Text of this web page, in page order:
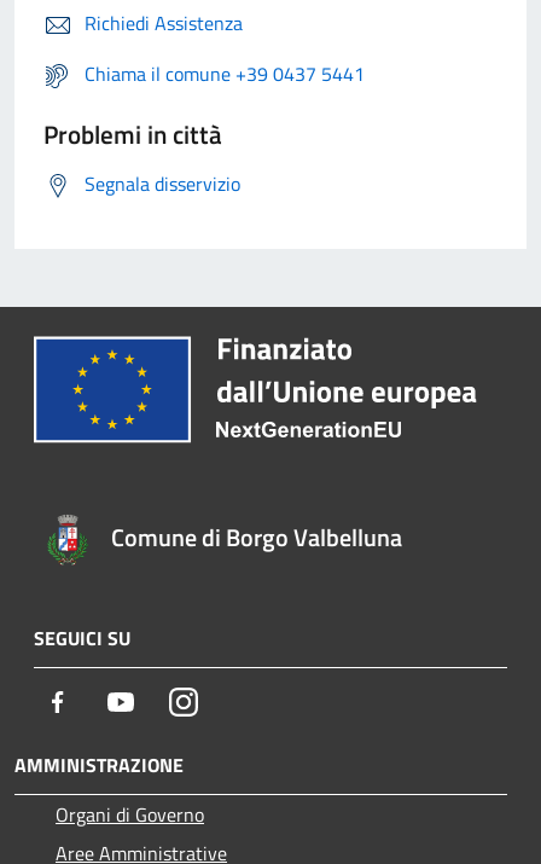
Richiedi Assistenza
Chiama il comune +39 0437 5441
Problemi in città
Segnala disservizio
Comune di Borgo Valbelluna
SEGUICI SU
Facebook YoutubeInstagram
AMMINISTRAZIONE
Organi di Governo
Aree Amministrative